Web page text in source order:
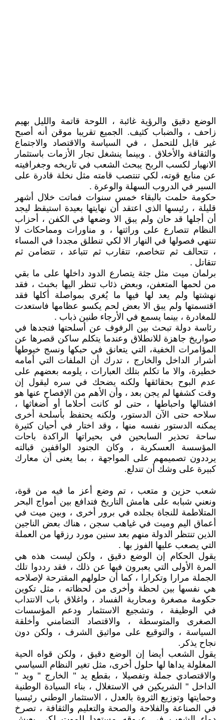
الوضع دقيق والرؤية غائبة ، اللوحة قاتمة والليل بهيم
زاحف ، والضباب كثيف. الجميع تقريبا موقن أنه أصبح
غير قابل للتحمل ، في السياسة والاقتصاد والاجتماع
والثقافة والأخلاق . وبينما ينشغل تجار الأزمات باستثمار
الانهيار لكسب الربح يبحث الشعب في تاريخه وجغرافيته
عن منابع قوته، لكي تنتصب قامته مثل نخلة قادرة على
السير في الدروب السهلة والوعرة .
حكومة حلمت بالبقاء خمس سنوات فماتت خلال أشهر
قليلة ، رئيسها الذي اعتقد أن نهايتها بعيدة استيقظ ليجد
أن أجلها قد حان ولم يبق الا وضعها في الكفن ، أحزاب
النظام تتصارع على وراثتها ، و مناورات ومماحكات لا
تنتهي فصولها في النهار الا لكي تنطلق مجددا في المساء
، تتحالف ثم تتخاصم، تتقارب ثم تتباعد ، تتضامن ثم
تتقاتل .
برلمان ميت مثل جثة يتصارع الدود داخلها على ما بقي
من لحمها المتعفن، وبعض ذئاب تنظر اليها بخبث ، فقد
نهشتها ولم يعد لها فيها ما يُغري بمواصلة أكلها فقد
اقتسمتها ولم يبق الا بعض لحم يكسو عظامها فاستعدت
للمغادرة ، بينما يسمع في الأرجاء طنين ذباب .
رئاسة دولة تبحث بين الرفوف عن أسلحتها فتجدها في
صواريخ جاهزة للانطلاق وعندما يتكلم ساكن قصرها عن
المؤامرات الخفية، التي يتعانق في حبكها ونسج خيوطها
أشرار الداخل والخارج ، تدرك أن الملفات التي أمامه
خطيرة، والا ما تكلم بتلك العبارات ، يلومه بعضهم على
عدم البوح بحقائقها ولكنه يضحك في سره ليقول إن
وقت كشفها لم يجن بعد ، وأن الأهم من الإفصاح عنها هو
افشالها واحباطها ، حتى لو كانت أحلاما أو أضغاثها ،
سلاحه حتى الآن الدستور، ولكنه يحتفظ بأسلحة أخرى
يمكنه الدستور نفسه منها ، وقد اختار في أحيان كثيرة
ساحة تحذير السابحين في بحيراتها الراكدة باحات
المؤسسة العسكرية ، وكان الجنود الواقفين قبالته
يرددون تصميمهم على المواجهة ، بما يعنى أن معارك
كبيرة على وشك أن تندلع.
شعب حزين و متعب ، تم وضع أعز ما فيه من قوة،
ونعني شبابه على هامش التاريخ فتدافع بين أمواج البحر
المتلاطمة للنجاة بجلده في برور أخرى ، وبين ميت في
أعماق اليم وميت في غياهب سجن ، هناك بعض الناجين
الذين تنتظر الدولة منهم بعد سنين مورد رزقها من العملة
التي يصعب عليها الفوز بها .
يقول الحكام إن الوضع دقيق ، ولكن ليست هذه هي
المرة الأولى التي يعبرون فيها عن ذلك ، فقد رددوا تلك
الجملة مرارا وتكرارا ، كما أن حلولهم المقترحة لإصلاحه
هي نفسها بين لحظة وأخرى من لحظاته ، مثل تكوين
حكومة مصغرة ومحاربة الفساد ، واغلاق باب الانتداب
في الوظيفة ، وتشجيع الاستثمار ودعم المؤسسات
الصغرى والمتوسطة ، والاقتصاد التضامني وأخلقة
السياسة ، والتوقيع على مواثيق الشرف ، ولكن دون
نجاح يذكر.
يقول الشعب أيضا إن الوضع دقيق ، ولكن قواه الحية
المغلولة يداها لها حلول أخرى، مثل تغير النظام السياسي
والاقتصادي جملة وتفصيلا ، بقطع يد " الخارج " ويد "
الداخل " الشريكين في الاستغلال ، بناء السيادة الوطنية
وحمايتها وتوزيع الثروة بالعدل ، الاستثمار الوطني رئيسيا
في الصناعة والفلاحة والصحة والتعليم والثقافة ، تصرخ